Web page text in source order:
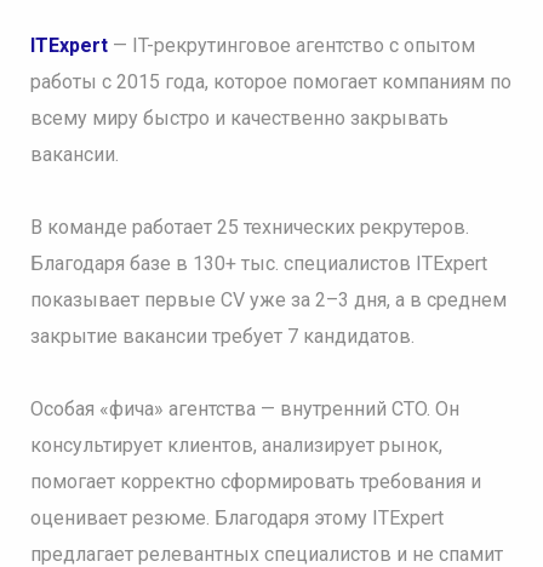
ITExpert— IT-рекрутинговое агентство с опытом
работы с 2015 года, которое помогает компаниям по
всему миру быстро и качественно закрывать
вакансии.
В команде работает 25 технических рекрутеров.
Благодаря базе в 130+ тыс. специалистов ITExpert
показывает первые CV уже за 2–3 дня, а в среднем
закрытие вакансии требует 7 кандидатов.
Особая «фича» агентства — внутренний CTO. Он
консультирует клиентов, анализирует рынок,
помогает корректно сформировать требования и
оценивает резюме. Благодаря этому ITExpert
предлагает релевантных специалистов и не спамит